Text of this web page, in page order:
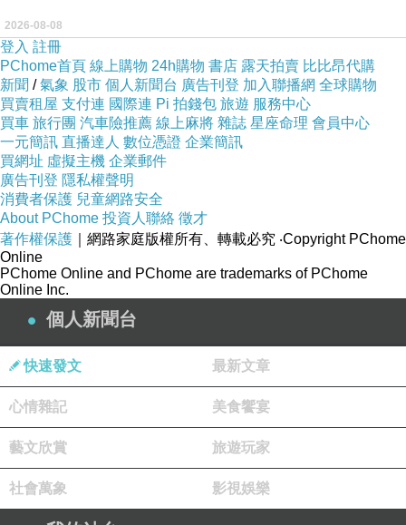
2026-08-08
登入 註冊
PChome首頁 線上購物 24h購物 書店 露天拍賣 比比昂代購
新聞 /氣象 股市 個人新聞台 廣告刊登 加入聯播網 全球購物
買賣租屋 支付連 國際連 Pi 拍錢包 旅遊 服務中心
買車 旅行團 汽車險推薦 線上麻將 雜誌 星座命理 會員中心
一元簡訊 直播達人 數位憑證 企業簡訊
買網址 虛擬主機 企業郵件
廣告刊登 隱私權聲明
消費者保護 兒童網路安全
About PChome 投資人聯絡 徵才
著作權保護 ｜網路家庭版權所有、轉載必究 ‧Copyright PChome
Online
PChome Online and PChome are trademarks of PChome
Online Inc.
個人新聞台
快速發文 最新文章
心情雜記 美食饗宴
藝文欣賞 旅遊玩家
社會萬象 影視娛樂